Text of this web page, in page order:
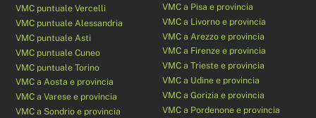
VMC puntuale Vercelli
VMC puntuale Alessandria
VMC puntuale Asti
VMC puntuale Cuneo
VMC puntuale Torino
VMC a Aosta e provincia
VMC a Varese e provincia
VMC a Sondrio e provincia
VMC a Pisa e provincia
VMC a Livorno e provincia
VMC a Arezzo e provincia
VMC a Firenze e provincia
VMC a Trieste e provincia
VMC a Udine e provincia
VMC a Gorizia e provincia
VMC a Pordenone e provincia